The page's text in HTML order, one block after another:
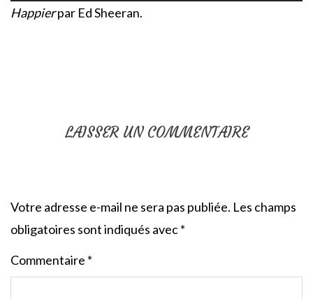
Happierpar Ed Sheeran.
LAISSER UN COMMENTAIRE
Votre adresse e-mail ne sera pas publiée. Les champs
obligatoires sont indiqués avec*
Commentaire *